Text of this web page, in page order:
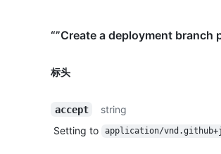
“”Create a deployment branch
标头
accept
string
Setting to
application/